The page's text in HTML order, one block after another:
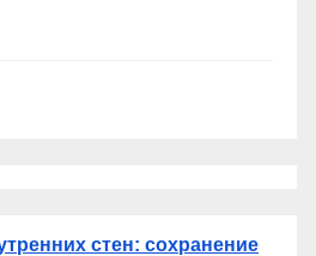
стен: сохранение